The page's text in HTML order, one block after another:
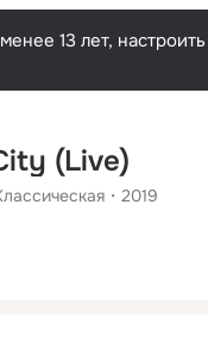
13 лет,
(Live)
2019